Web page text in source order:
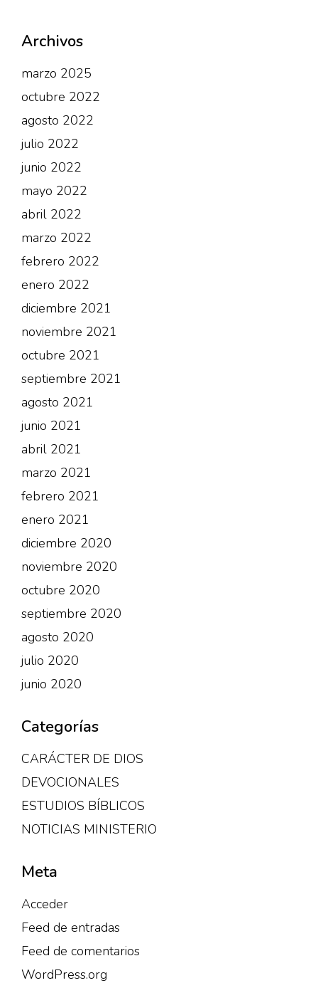
Archivos
marzo 2025
octubre 2022
agosto 2022
julio 2022
junio 2022
mayo 2022
abril 2022
marzo 2022
febrero 2022
enero 2022
diciembre 2021
noviembre 2021
octubre 2021
septiembre 2021
agosto 2021
junio 2021
abril 2021
marzo 2021
febrero 2021
enero 2021
diciembre 2020
noviembre 2020
octubre 2020
septiembre 2020
agosto 2020
julio 2020
junio 2020
Categorías
CARÁCTER DE DIOS
DEVOCIONALES
ESTUDIOS BÍBLICOS
NOTICIAS MINISTERIO
Meta
Acceder
Feed de entradas
Feed de comentarios
WordPress.org